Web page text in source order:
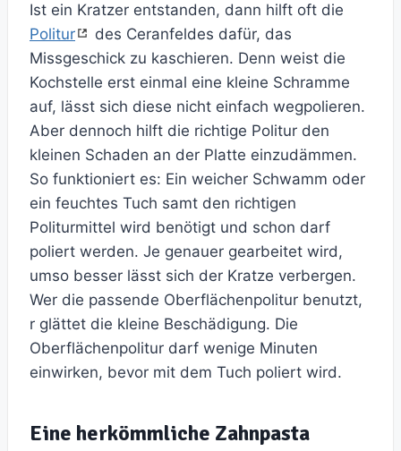
Ist ein Kratzer entstanden, dann hilft oft die
Politur
des Ceranfeldes dafür, das
Missgeschick zu kaschieren. Denn weist die
Kochstelle erst einmal eine kleine Schramme
auf, lässt sich diese nicht einfach wegpolieren.
Aber dennoch hilft die richtige Politur den
kleinen Schaden an der Platte einzudämmen.
So funktioniert es: Ein weicher Schwamm oder
ein feuchtes Tuch samt den richtigen
Politurmittel wird benötigt und schon darf
poliert werden. Je genauer gearbeitet wird,
umso besser lässt sich der Kratze verbergen.
Wer die passende Oberflächenpolitur benutzt,
r glättet die kleine Beschädigung. Die
Oberflächenpolitur darf wenige Minuten
einwirken, bevor mit dem Tuch poliert wird.
Eine herkömmliche Zahnpasta